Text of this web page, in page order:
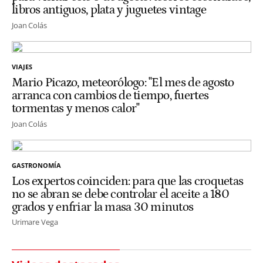
libros antiguos, plata y juguetes vintage
Joan Colás
VIAJES
Mario Picazo, meteorólogo: "El mes de agosto
arranca con cambios de tiempo, fuertes
tormentas y menos calor"
Joan Colás
GASTRONOMÍA
Los expertos coinciden: para que las croquetas
no se abran se debe controlar el aceite a 180
grados y enfriar la masa 30 minutos
Urimare Vega